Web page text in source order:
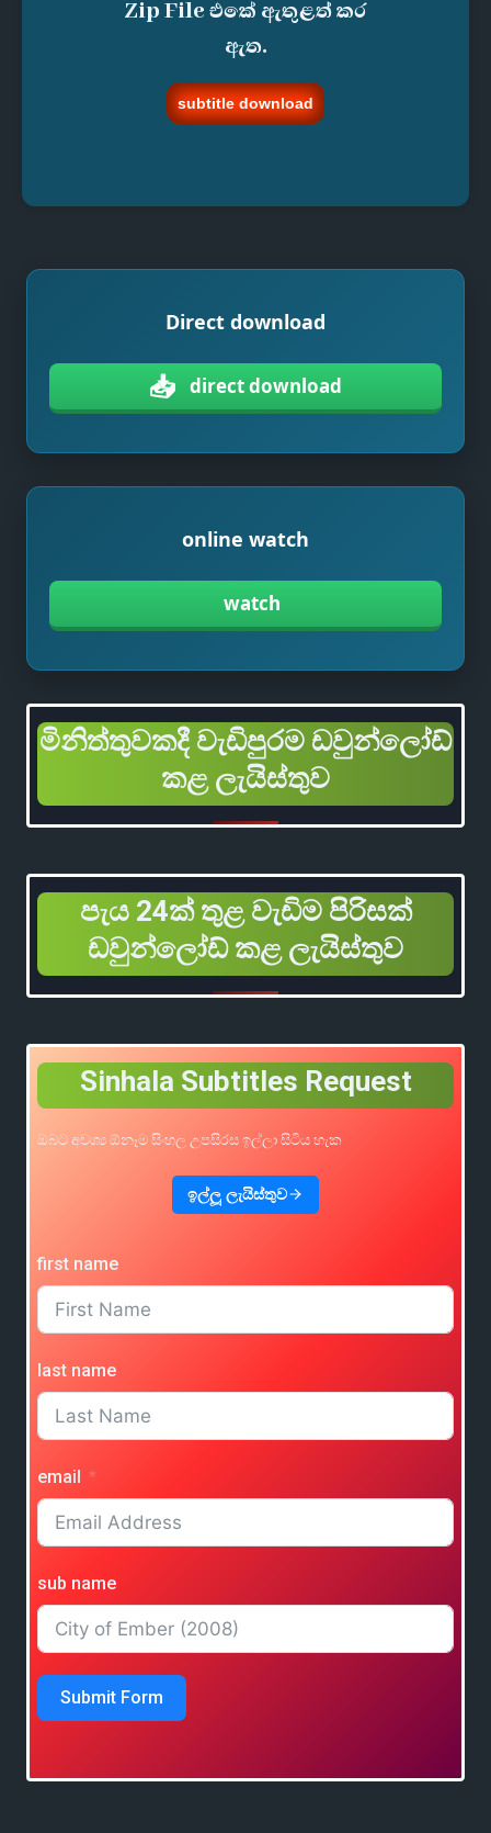
Zip File එකේ ඇතුළත් කර
ඇත.
subtitle download
Direct download
📥 direct download
online watch
watch
මිනිත්තුවකදී වැඩිපුරම ඩවුන්ලෝඩ්
කළ ලැයිස්තුව
පැය 24ක් තුළ වැඩිම පිරිසක්
ඩවුන්ලෝඩ් කළ ලැයිස්තුව
Sinhala Subtitles Request
ඔබට අවශ්‍ය ඕනෑම සිංහල උපසිරස ඉල්ලා සිටිය හැක
ඉල්ලූ ලැයිස්තුව
first name
last name
email
sub name
Submit Form